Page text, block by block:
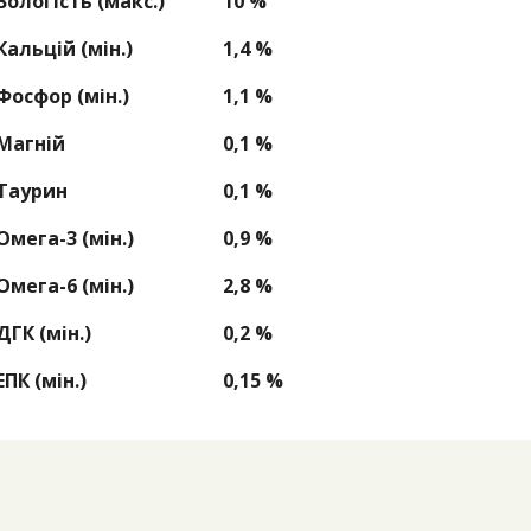
(мін.)
1,4%
(мін.)
1,1 %
0,1 %
0,1 %
3 (мін.)
0,9 %
6 (мін.)
2,8 %
(мін.)
0,2 %
(мін.)
0,15 %